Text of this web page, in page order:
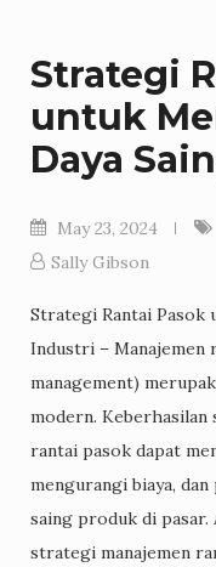
Strategi
untuk
Daya
May 23, 2024
Sally Gibson
Strategi Rantai Pasok
Industri – Manajemen
management)
modern. Keberhasilan
rantai pasok dapat
mengurangi biaya,
saing produk di pasar.
strategi manajemen